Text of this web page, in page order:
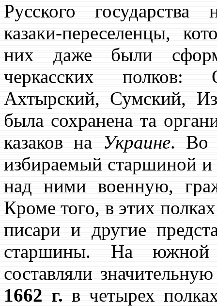
Русского государства
казаки-переселенцы,
них даже были
черкасских полков:
Ахтырский, Сумский,
была сохранена та
казаков на Украине. Во
избираемый старшиной
над ними военную,
Кроме того, в этих
писари и другие
старшины. На южной
составляли
1662 г. в четырех